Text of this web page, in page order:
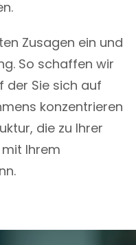
Zusagen ein und
So schaffen wir
der Sie sich auf
konzentrieren
die zu Ihrer
Ihrem